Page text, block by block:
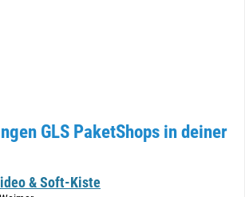
GLS PaketShops in deiner
& Soft-Kiste